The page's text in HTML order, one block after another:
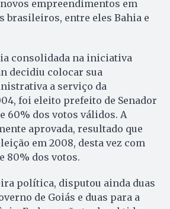
empreendimentos em
brasileiros, entre eles Bahia e
consolidada na iniciativa
decidiu colocar sua
a serviço da
foi eleito prefeito de Senador
60% dos votos válidos. A
aprovada, resultado que
em 2008, desta vez com
80% dos votos.
política, disputou ainda duas
de Goiás e duas para a